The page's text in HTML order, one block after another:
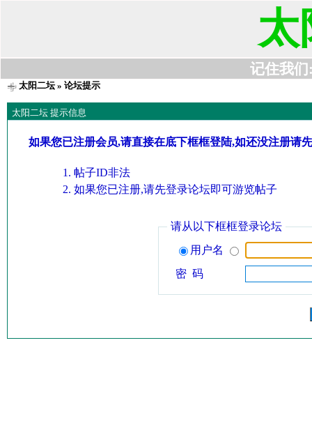
太
记住我们
太阳二坛» 论坛提示
太阳二坛 提示信息
如果您已注册会员,请直接在底下框框登陆,如还没注册请
帖子ID非法
如果您已注册,请先登录论坛即可游览帖子
请从以下框框登录论坛
用户名
密 码